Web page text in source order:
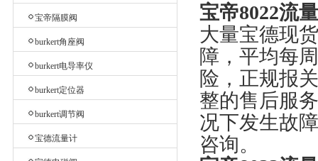
宝帝隔膜阀
burkert角座阀
burkert电导率仪
burkert定位器
burkert调节阀
宝德流量计
宝帝8022流
大量宝德现
障，平均每
险，正规报
整的售后服
况下发生故
咨询。